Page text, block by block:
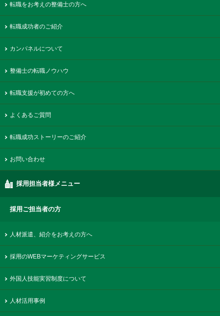
転職をお考えの整備士の方へ
転職成功者のご紹介
カンパネルについて
整備士の転職ノウハウ
転職支援が初めての方へ
よくあるご質問
転職成功ストーリーのご紹介
お問い合わせ
採用担当者様メニュー
採用ご担当者の方
人材派遣、紹介をお考えの方へ
採用のWEBマーケティングサービス
外国人技能実習制度について
人材活用事例